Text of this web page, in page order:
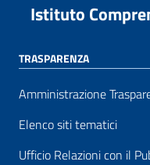
Istituto
TRASPARENZA
Amministrazione
Elenco siti tematici
Ufficio Relazioni con il